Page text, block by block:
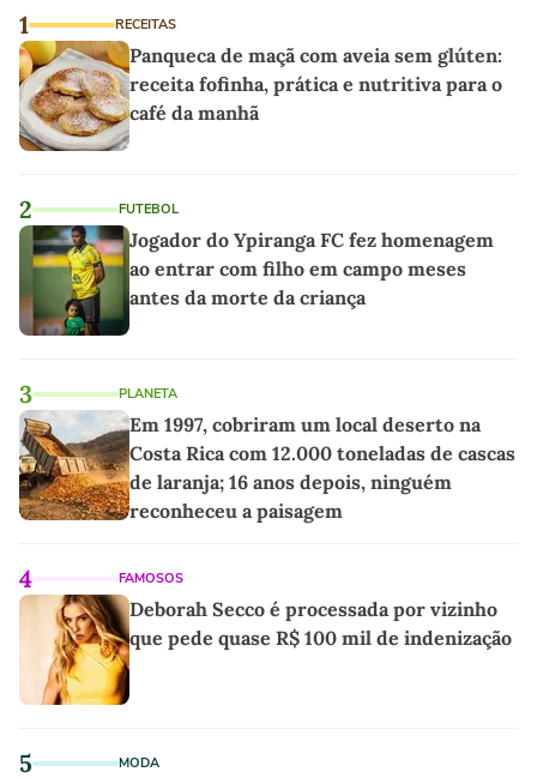
1 RECEITAS
Panqueca de maçã com aveia sem glúten:
receita fofinha, prática e nutritiva para o
café da manhã
2 FUTEBOL
Jogador do Ypiranga FC fez homenagem
ao entrar com filho em campo meses
antes da morte da criança
3 PLANETA
Em 1997, cobriram um local deserto na
Costa Rica com 12.000 toneladas de cascas
de laranja; 16 anos depois, ninguém
reconheceu a paisagem
4 FAMOSOS
Deborah Secco é processada por vizinho
que pede quase R$ 100 mil de indenização
5 MODA